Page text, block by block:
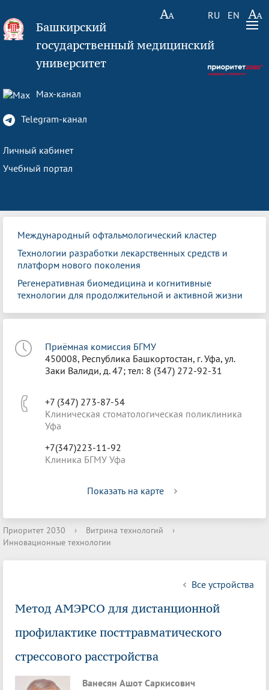
RU EN
Башкирский
государственный медицинский
университет
Max-канал
Telegram-канал
Личный кабинет
Учебный портал
Международный офтальмологический кластер
Технологии разработки лекарственных средств и
платформ нового поколения
Регенеративная биомедицина и когнитивные
технологии для продолжительной и активной жизни
Приёмная комиссия БГМУ
450008, Республика Башкортостан, г. Уфа, ул.
Заки Валиди, д. 47; тел: 8 (347) 272-92-31
+7 (347) 273-87-54
Клиническая стоматологическая поликлиника
Уфа
+7(347)223-11-92
Клиника БГМУ Уфа
Показать на карте
Приоритет 2030 › Витрина технологий
›
Инновационные технологии
Все устройства
Метод АМЭРСО для дистанционной
профилактике посттравматического
стрессового расстройства
Ванесян Ашот Саркисович